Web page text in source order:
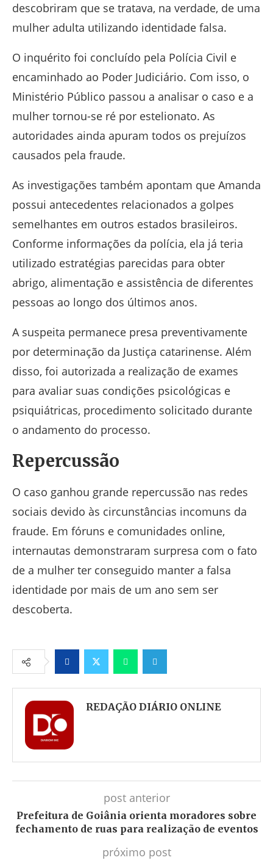
descobriram que se tratava, na verdade, de uma
mulher adulta utilizando identidade falsa.
O inquérito foi concluído pela Polícia Civil e
encaminhado ao Poder Judiciário. Com isso, o
Ministério Público passou a analisar o caso e a
mulher tornou-se ré por estelionato. As
autoridades ainda apuram todos os prejuízos
causados pela fraude.
As investigações também apontam que Amanda
possui antecedentes relacionados a golpes
semelhantes em outros estados brasileiros.
Conforme informações da polícia, ela já teria
utilizado estratégias parecidas para obter
abrigo, alimentação e assistência de diferentes
pessoas ao longo dos últimos anos.
A suspeita permanece presa preventivamente
por determinação da Justiça catarinense. Além
disso, foi autorizada a realização de exames
para avaliar suas condições psicológicas e
psiquiátricas, procedimento solicitado durante
o andamento do processo.
Repercussão
O caso ganhou grande repercussão nas redes
sociais devido às circunstâncias incomuns da
fraude. Em fóruns e comunidades online,
internautas demonstraram surpresa com o fato
de a mulher ter conseguido manter a falsa
identidade por mais de um ano sem ser
descoberta.
FacebookTwitter WhatsappTelegram
REDAÇÃO DIÁRIO ONLINE
post anterior
Prefeitura de Goiânia orienta moradores sobre
fechamento de ruas para realização de eventos
próximo post